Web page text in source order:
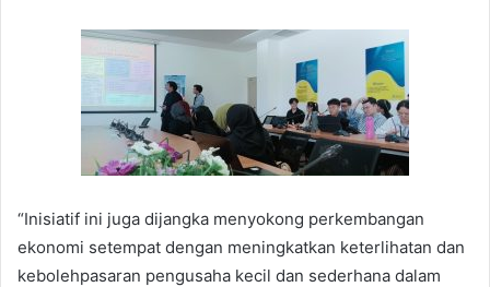
“Inisiatif ini juga dijangka menyokong perkembangan
ekonomi setempat dengan meningkatkan keterlihatan dan
kebolehpasaran pengusaha kecil dan sederhana dalam